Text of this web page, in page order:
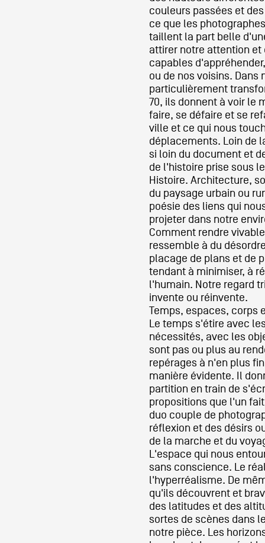
couleurs passées et
ce que les
taillent la part belle
attirer notre attention et
capables
ou de nos voisins. Dans
particulièrement
70, ils donnent à voir le
faire, se défaire et se
ville et ce qui nous
déplacements. Loin de
si loin du document et
de l'histoire prise sous
Histoire. Architecture,
du paysage urbain ou
poésie des liens qui
projeter dans notre
Comment rendre
ressemble à du
placage de plans et de
tendant à minimiser, à
l'humain. Notre regard
invente ou réinvente.
Temps, espaces, corps
Le temps s'étire avec
nécessités, avec les
sont pas ou plus au
repérages à n'en plus
manière évidente. Il
partition en train de
propositions que l'un
duo couple de
réflexion et des désirs
de la marche et du
L'espace qui nous
sans conscience. Le
l'hyperréalisme. De
qu'ils découvrent et
des latitudes et des
sortes de scènes dans
notre pièce. Les